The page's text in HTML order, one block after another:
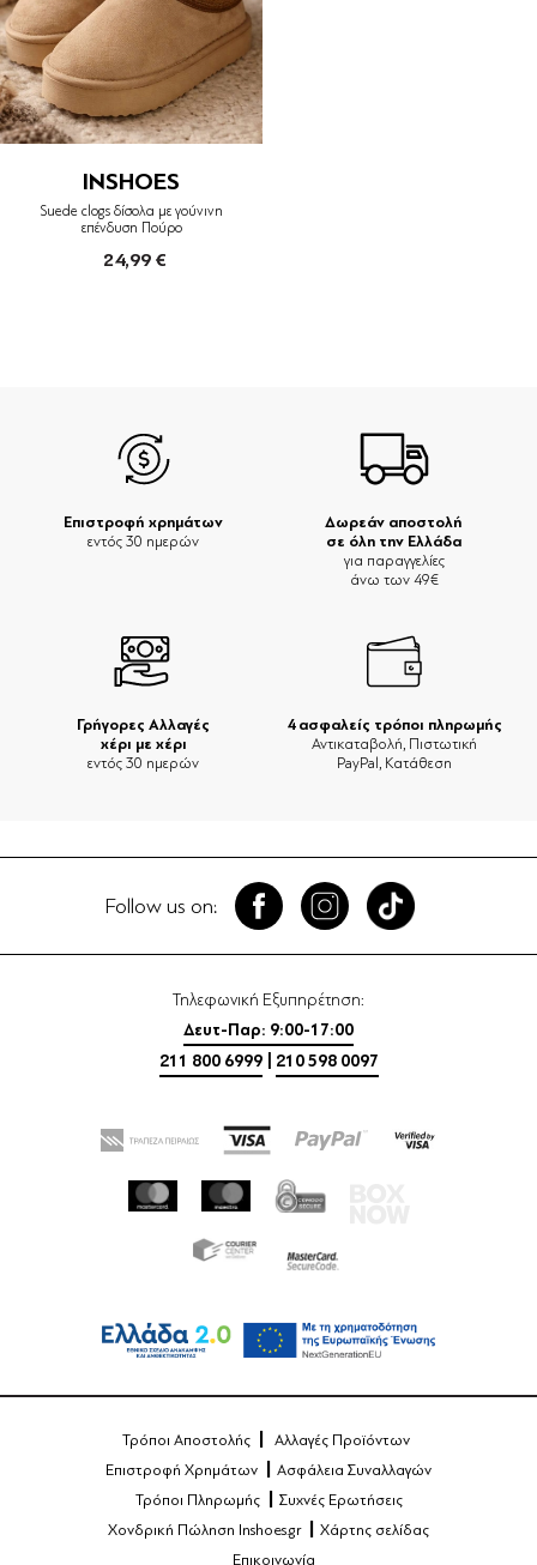
INSHOES
Suede clogs δίσολα με γούνινη
επένδυση Πούρο
24,99 €
Δωρεάν αποστολή
σε όλη την Ελλάδα
για παραγγελίες
άνω των 49€
Επιστροφή χρημάτων
εντός 30 ημερών
Γρήγορες Αλλαγές
χέρι με χέρι
εντός 30 ημερών
4 ασφαλείς τρόποι πληρωμής
Αντικαταβολή, Πιστωτική
PayPal, Κατάθεση
Follow us on:
Τηλεφωνική Εξυπηρέτηση:
Δευτ-Παρ: 9:00-17:00
211 800 6999
210 598 0097
Τρόποι Αποστολής
Αλλαγές Προϊόντων
Επιστροφή Χρημάτων
Ασφάλεια Συναλλαγών
Τρόποι Πληρωμής
Συχνές Ερωτήσεις
Χονδρική Πώληση Inshoes.gr
Χάρτης σελίδας
Επικοινωνία